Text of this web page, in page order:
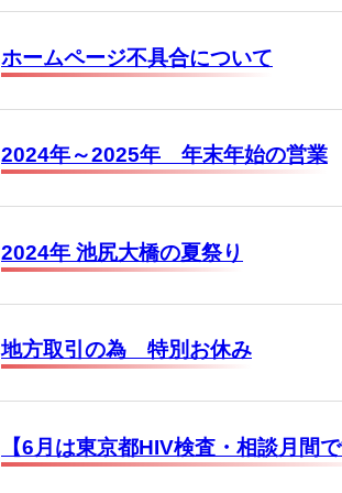
ホームページ不具合について
2024年～2025年 年末年始の営業
2024年 池尻大橋の夏祭り
地方取引の為 特別お休み
【6月は東京都HIV検査・相談月間